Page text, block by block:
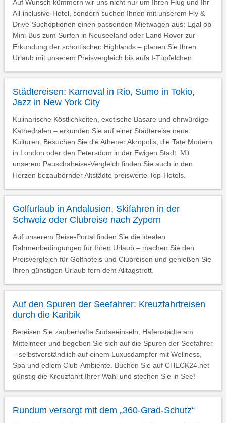
Auf Wunsch kümmern wir uns nicht nur um Ihren Flug und Ihr
All-inclusive-Hotel, sondern suchen Ihnen mit unserem Fly &
Drive-Suchoptionen einen passenden Mietwagen aus: Egal ob
Mini-Bus zum Surfen in Neuseeland oder Land Rover zur
Erkundung der schottischen Highlands – planen Sie Ihren
Urlaub mit unserem Preisvergleich bis aufs I-Tüpfelchen.
Städtereisen: Karneval in Rio, Sumo in Tokio,
Jazz in New York City
Kulinarische Köstlichkeiten, exotische Basare und ehrwürdige
Kathedralen – erkunden Sie auf einer Städtereise neue
Kulturen. Besuchen Sie die Athener Akropolis, die Tate Modern
in London oder den Petersdom in der Ewigen Stadt. Mit
unserem Pauschalreise-Vergleich finden Sie auch in den
Herzen bezaubernder Altstädte preiswerte Top-Hotels.
Golfurlaub in Andalusien, Skifahren in der
Schweiz oder Clubreise nach Zypern
Auf unserem Reise-Portal finden Sie die idealen
Rahmenbedingungen für Ihren Urlaub – machen Sie den
Preisvergleich für Golfhotels und Clubreisen und genießen Sie
Ihren günstigen Urlaub fern dem Alltagstrott.
Auf den Spuren der Seefahrer: Kreuzfahrtreisen
durch die Karibik
Bereisen Sie zauberhafte Südseeinseln, Hafenstädte am
Mittelmeer und begeben Sie sich auf die Spuren der Seefahrer
– selbstverständlich auf einem Luxusdampfer mit Wellness,
Spa und edlem Club-Ambiente. Buchen Sie auf CHECK24.net
günstig die Kreuzfahrt Ihrer Wahl und stechen Sie in See!
Rundum versorgt mit dem „360-Grad-Schutz“